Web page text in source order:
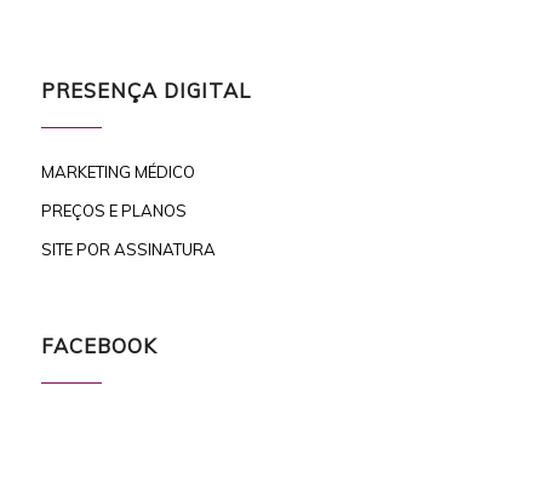
PRESENÇA DIGITAL
MARKETING MÉDICO
PREÇOS E PLANOS
SITE POR ASSINATURA
FACEBOOK